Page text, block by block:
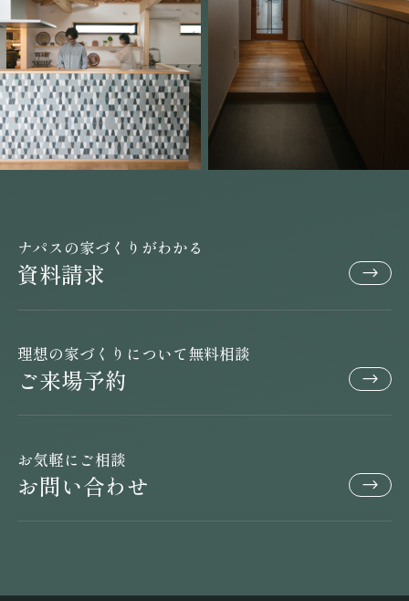
ナパスの家づくりがわかる
資料請求
理想の家づくりについて無料相談
ご来場予約
お気軽にご相談
お問い合わせ